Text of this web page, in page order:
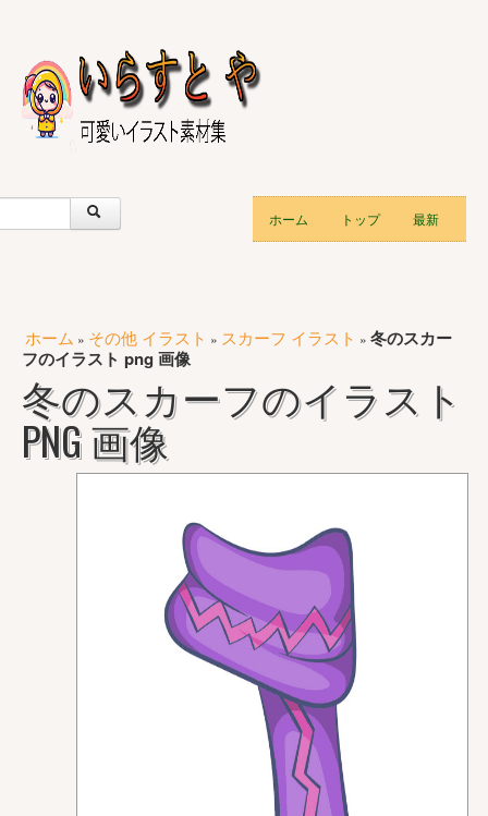
ホーム トップ 最新
ホーム » その他 イラスト » スカーフ イラスト » 冬のスカー
フのイラスト png 画像
冬のスカーフのイラスト
PNG 画像